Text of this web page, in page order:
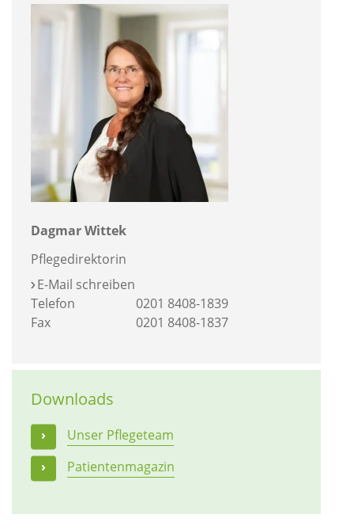
Dagmar Wittek
Pflegedirektorin
E-Mail schreiben
Telefon
0201 8408-1839
Fax
0201 8408-1837
Downloads
Unser Pflegeteam
Patientenmagazin